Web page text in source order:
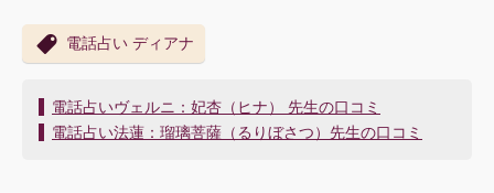
電話占い ディアナ
投
稿
電話占いヴェルニ：妃杏（ヒナ） 先生の口コミ
電話占い法蓮：瑠璃菩薩（るりぼさつ）先生の口コミ